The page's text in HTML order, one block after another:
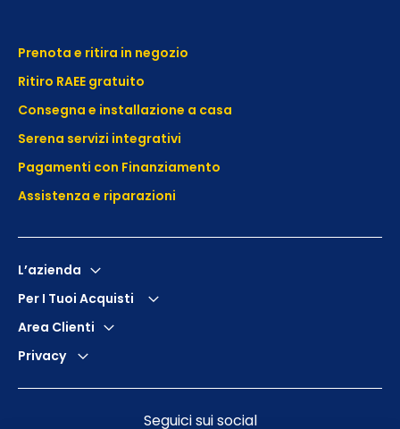
Prenota e ritira in negozio
Ritiro RAEE gratuito
Consegna e installazione a casa
Serena servizi integrativi
Pagamenti con Finanziamento
Assistenza e riparazioni
L’azienda
Per I Tuoi Acquisti
Area Clienti
Privacy
Seguici sui social